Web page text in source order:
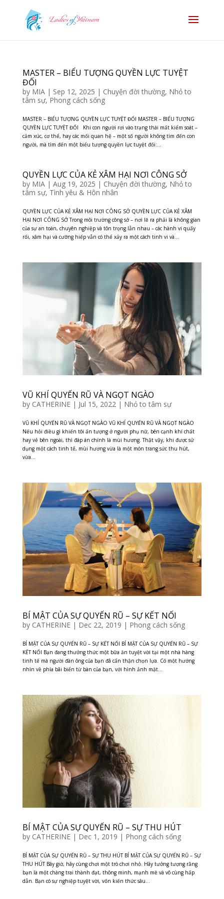
MASTER – BIỂU TƯỢNG QUYỀN LỰC TUYỆT
ĐỐI
by MIA| Sep 12, 2025 | Chuyện đời thường, Nhỏ to
tâm sự, Phong cách sống
MASTER – BIỂU TƯỢNG QUYỀN LỰC TUYỆT ĐỐI MASTER – BIỂU TƯỢNG
QUYỀN LỰC TUYỆT ĐỐI Khi con người rơi vào trạng thái mất kiểm soát –
cảm xúc, cơ thể, hay các mối quan hệ – một số người không tìm đến con
người, mà tìm đến một biểu tượng quyền lực tuyệt đối:...
QUYỀN LỰC CỦA KẺ XÂM HẠI NƠI CÔNG SỞ
by MIA| Aug 19, 2025 | Chuyện đời thường, Nhỏ to
tâm sự, Tình yêu & Hôn nhân
QUYỀN LỰC CỦA KẺ XÂM HẠI NƠI CÔNG SỞ QUYỀN LỰC CỦA KẺ XÂM
HẠI NƠI CÔNG SỞ Trong môi trường công sở – nơi lẽ ra phải là không gian
của sự an toàn, chuyên nghiệp và tôn trọng lẫn nhau – các hành vi quấy
rối, xâm hại và cưỡng hiếp vẫn có thể xảy ra một cách tinh vi và...
VŨ KHÍ QUYẾN RŨ VÀ NGỌT NGÀO
by CATHERINE| Jul 15, 2022| Nhỏ to tâm sự
VŨ KHÍ QUYẾN RŨ VÀ NGỌT NGÀO VŨ KHÍ QUYẾN RŨ VÀ NGỌT NGÀO
Nếu hỏi điều gì khiến tôi ấn tượng ở người phụ nữ, bên cạnh khí chất
hay vẻ bên ngoài, thì đáp án chính là mùi hương. Thật vậy, khi được sử
dụng một cách tinh tế, mùi hương vừa là một món trang sức thu hút,
vừa...
BÍ MẬT CỦA SỰ QUYẾN RŨ – SỰ KẾT NỐI
by CATHERINE| Dec 22, 2019 | Phong cách sống
BÍ MẬT CỦA SỰ QUYẾN RŨ – SỰ KẾT NỐI BÍ MẬT CỦA SỰ QUYẾN RŨ – SỰ
KẾT NỐI Bạn đang thưởng thức một bữa ăn tuyệt vời tại một nhà hàng
tinh tế mà người đàn ông của bạn đã cẩn thận chọn lựa. Có một hướng
nhìn về phía bãi biển từ bàn của bạn, với hình ảnh mặt...
BÍ MẬT CỦA SỰ QUYẾN RŨ – SỰ THU HÚT
by CATHERINE| Dec 1, 2019 | Phong cách sống
BÍ MẬT CỦA SỰ QUYẾN RŨ – SỰ THU HÚT BÍ MẬT CỦA SỰ QUYẾN RŨ – SỰ
THU HÚT Bây giờ, hãy cùng chơi một trò chơi nhỏ. Hãy tưởng tượng rằng
bạn là một chàng trai thành đạt, thông minh, mạnh mẽ và vô cùng hấp
dẫn. Bạn có sự nghiệp tuyệt vời, vốn kiến thức sâu...